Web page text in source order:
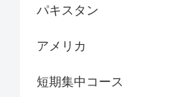
パキスタン
アメリカ
短期集中コース